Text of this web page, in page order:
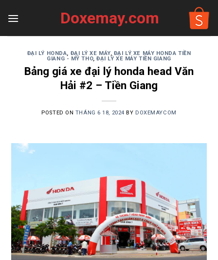
Doxemay.com
ĐẠI LÝ HONDA, ĐẠI LÝ XE MÁY, ĐẠI LÝ XE MÁY HONDA TIỀN
GIANG - MỸ THO,ĐẠI LÝ XE MÁY TIỀN GIANG
Bảng giá xe đại lý honda head Văn
Hải #2 – Tiền Giang
POSTED ON THÁNG 6 18, 2024 BY DOXEMAYCOM